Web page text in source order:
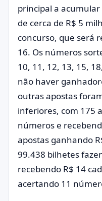
principal a
de cerca de R$ 5
concurso, que será
16. Os números
10, 11, 12, 13, 15,
não haver
outras apostas
inferiores, com 175
números e
apostas ganhando
99.438 bilhetes
recebendo R$ 14
acertando 11